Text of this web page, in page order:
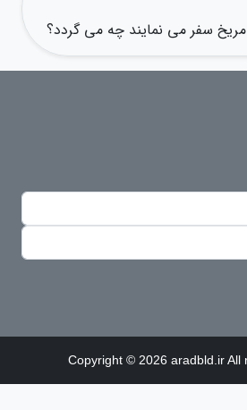
سفر می نمایند چه می گردد؟
Copyright © 2026 aradbld.ir All